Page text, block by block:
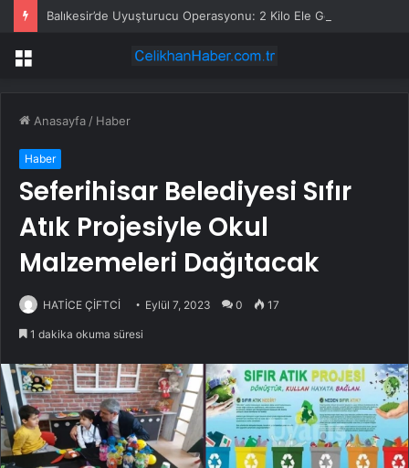
Balıkesir’de Uyuşturucu Operasyonu: 2 Kilo Ele Geçirildi
Menü
Anasayfa / Haber
Haber
Seferihisar Belediyesi Sıfır
Atık Projesiyle Okul
Malzemeleri Dağıtacak
HATİCE ÇİFTCİ Eylül 7, 2023 0 17
1 dakika okuma süresi